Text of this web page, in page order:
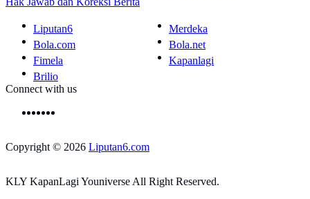
Liputan6
Merdeka
Bola.com
Bola.net
Fimela
Kapanlagi
Brilio
Connect with us
Copyright © 2026 Liputan6.com
KLY KapanLagi Youniverse All Right Reserved.